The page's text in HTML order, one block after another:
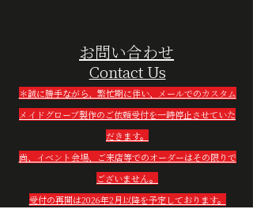
お問い合わせ
Contact Us
＊誠に勝手ながら、繁忙期に伴い、メールでのカスタム
メイドグローブ製作のご依頼受付を一時停止させていた
だきます。
尚、イベント会場、ご来店等でのオーダーはその限りで
ございません。
受付の再開は2026年2月以降を予定しております。